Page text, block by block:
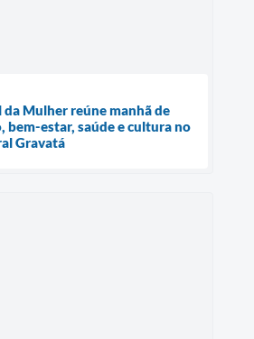
Mulher reúne manhã de
bem-estar, saúde e cultura no
Gravatá